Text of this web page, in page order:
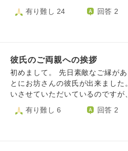
た。
ていますが、裏では前住職が操っ
から） 現在は報恩講が近づいて
通そうとされて、私は辟易してし
は塗のお椀を使わないといけな
「報恩講だから」と言われました
に来て下さる婦人会の方も高齢な
いただきました。 ある田舎のお寺さんでのことですが、お
寺を住居として坊守を勤めている
て次の和尚さんがすぐには見つか
け持ちで通っていただいていまし
をよく分かっている奥さん(B)が
その後、新しい和尚さんも決まっ
をしていました。 何年か経ち、(B)さんも高齢になってきた
有り難し 24 回答 2
彼氏のご両親への挨拶
初めまして。 先日素敵なご縁が
とにお坊さんの彼氏が出来ました。 結婚を前提でお付
いさせていただいているのですが
際の服装、手土産をご教示いただきたい
ウス(シンプルなデザインで白か
有り難し 6 回答 2